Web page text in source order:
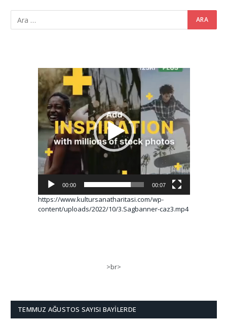
Video
oynatıcı
00:00 00:07
https://www.kultursanatharitasi.com/wp-
content/uploads/2022/10/3.Sagbanner-caz3.mp4
>br>
TEMMUZ AĞUSTOS SAYISI BAYILERDE